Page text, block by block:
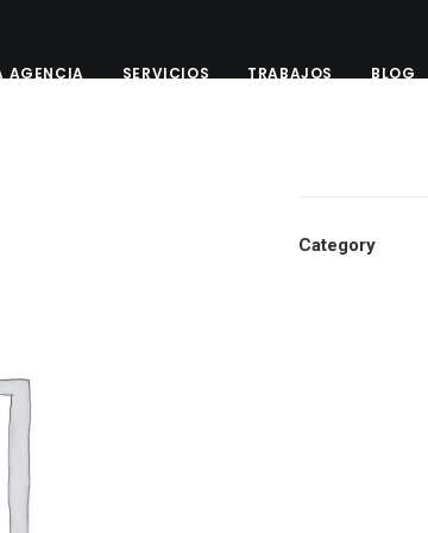
AGENCIA SERVICIOS TRABAJOS BLOG
Category